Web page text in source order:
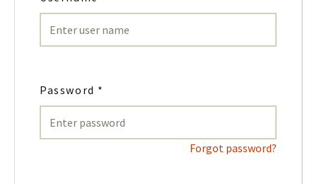
Password *
Forgot password?